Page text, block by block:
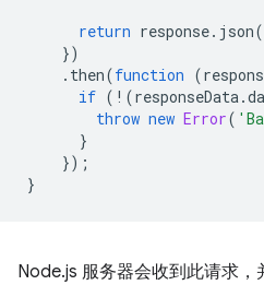
return response. json
})
. then(function (
if ( ! (responseData.
throw new Error(
}
});
}
Node.js 服务器会收到此请求